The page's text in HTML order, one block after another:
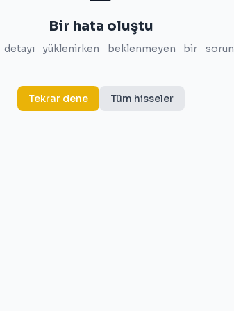
Bir hata oluştu
yüklenirken beklenmeyen bir sorun
Tekrar dene Tüm hisseler